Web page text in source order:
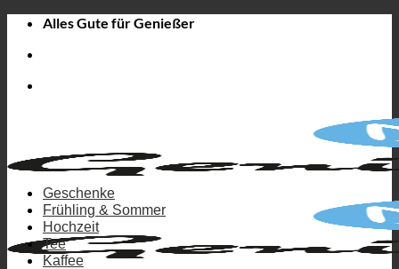
Zum
springen
Alles Gute für Genießer
Geschenke
Frühling & Sommer
Hochzeit
Tee
Kaffee